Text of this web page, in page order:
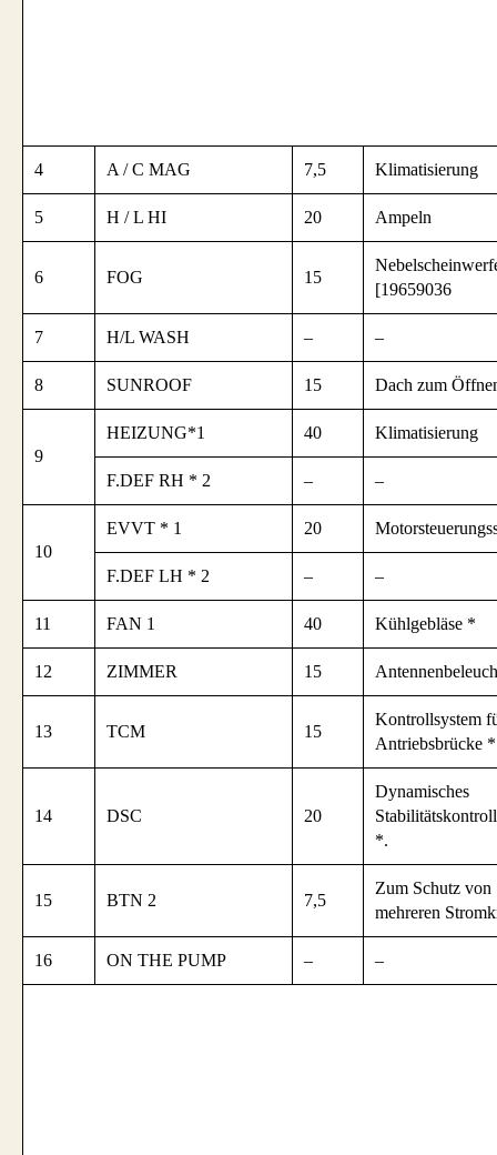
4 A / C MAG 7,5 Klimatisierung
5 H / L HI 20 Ampeln
6 FOG 15
[19659036
7 H/L WASH – –
8 SUNROOF 15 Dach zum
9
HEIZUNG*1 40 Klimatisierung
F.DEF RH * 2 – –
10
EVVT * 1 20
F.DEF LH * 2 – –
11 FAN 1 40 Kühlgebläse *
12 ZIMMER 15
13 TCM 15
Kontrollsystem
Antriebsbrücke
14 DSC 20
Dynamisches
*.
15 BTN 2 7,5
Zum Schutz von
mehreren
16 ON THE PUMP – –